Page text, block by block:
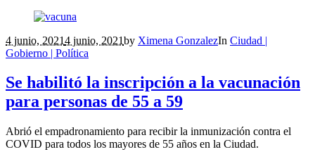
4 junio, 20214 junio, 2021by Ximena GonzalezIn Ciudad |
Gobierno | Política
Se habilitó la inscripción a la vacunación
para personas de 55 a 59
Abrió el empadronamiento para recibir la inmunización contra el
COVID para todos los mayores de 55 años en la Ciudad.